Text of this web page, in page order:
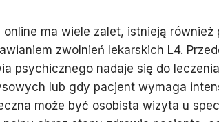
ma wiele zalet, istnieją również
zwolnień lekarskich L4.
psychicznego nadaje się do
lub gdy pacjent wymaga
może być osobista wizyta u